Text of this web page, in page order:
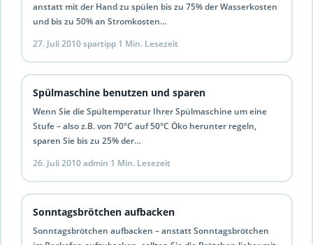
anstatt mit der Hand zu spülen bis zu 75% der Wasserkosten
und bis zu 50% an Stromkosten…
27. Juli 2010·spartipp·1 Min. Lesezeit
Spülmaschine benutzen und sparen
Wenn Sie die Spültemperatur Ihrer Spülmaschine um eine
Stufe – also z.B. von 70°C auf 50°C Öko herunter regeln,
sparen Sie bis zu 25% der…
26. Juli 2010·admin·1 Min. Lesezeit
Sonntagsbrötchen aufbacken
Sonntagsbrötchen aufbacken – anstatt Sonntagsbrötchen